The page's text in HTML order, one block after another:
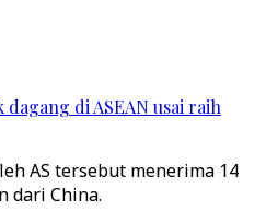
di ASEAN usai raih
AS tersebut menerima 14
dari China.